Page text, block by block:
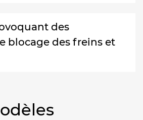
des
blocage des freins et